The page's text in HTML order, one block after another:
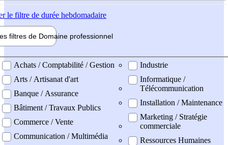
le filtre de durée hebdomadaire
filtres de Domaine professionnel
professionel
Achats / Comptabilité / Gestion
Arts / Artisanat d'art
Banque / Assurance
Bâtiment / Travaux Publics
Commerce / Vente
Communication / Multimédia
Industrie
Informatique /
Télécommunication
Installation / Maintenance
Marketing / Stratégie
commerciale
Ressources Humaines